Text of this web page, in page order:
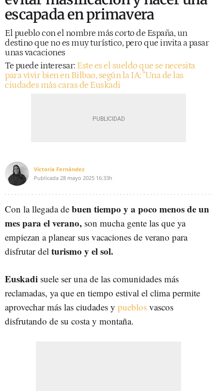
escapada en primavera
El pueblo con el nombre más corto de España, un
destino que no es muy turístico, pero que invita a pasar
unas vacaciones
Te puede interesar: Este es el sueldo que se necesita
para vivir bien en Bilbao, según la IA: "Una de las
ciudades más caras de Euskadi
Victoria Fernández
Publicada 28 mayo 2025 16:33h
Con la llegada de buen tiempo y a poco menos de un
mes para el verano, son mucha gente las que ya
empiezan a planear sus vacaciones de verano para
disfrutar del turismo y el sol.
Euskadi suele ser una de las comunidades más
reclamadas, ya que en tiempo estival el clima permite
aprovechar más las ciudades y pueblos vascos
disfrutando de su costa y montaña.